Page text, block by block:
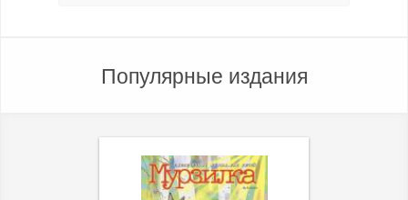
Популярные издания